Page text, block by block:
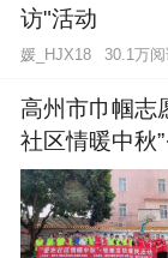
访"活动
媛_HJX18 30.1万
高州市巾帼志
社区情暖中秋